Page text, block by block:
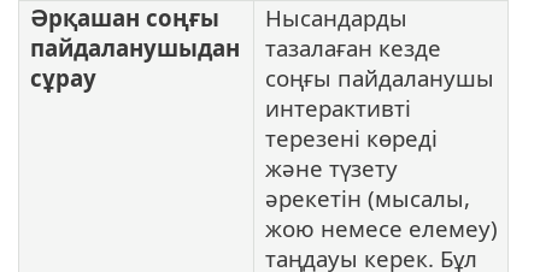
Әрқашан соңғы
пайдаланушыдан
сұрау
Нысандарды
тазалаған кезде
соңғы пайдаланушы
интерактивті
терезені көреді
және түзету
әрекетін (мысалы,
жою немесе елемеу)
таңдауы керек. Бұл